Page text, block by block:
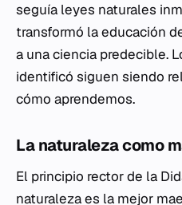
seguía leyes naturales
transformó la educación
a una ciencia predecible.
identificó siguen siendo
cómo aprendemos.
La naturaleza como
El principio rector de la
naturaleza es la mejor